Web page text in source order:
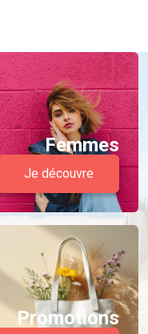
Femmes
Je découvre
Promotions